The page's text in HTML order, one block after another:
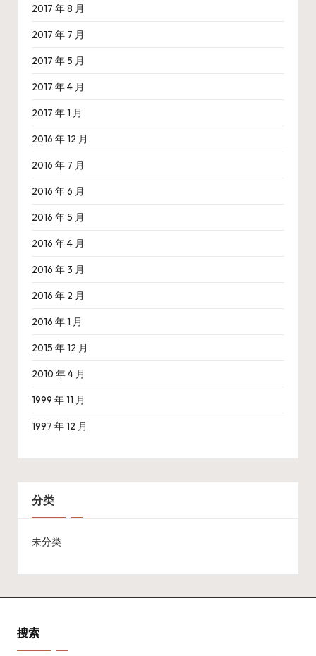
2017 年 8 月
2017 年 7 月
2017 年 5 月
2017 年 4 月
2017 年 1 月
2016 年 12 月
2016 年 7 月
2016 年 6 月
2016 年 5 月
2016 年 4 月
2016 年 3 月
2016 年 2 月
2016 年 1 月
2015 年 12 月
2010 年 4 月
1999 年 11 月
1997 年 12 月
分类
未分类
搜索